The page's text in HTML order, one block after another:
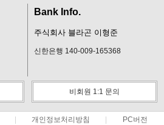
Bank Info.
주식회사 블라곤 이형준
신한은행 140-009-165368
비회원 1:1 문의
개인정보처리방침 PC버전